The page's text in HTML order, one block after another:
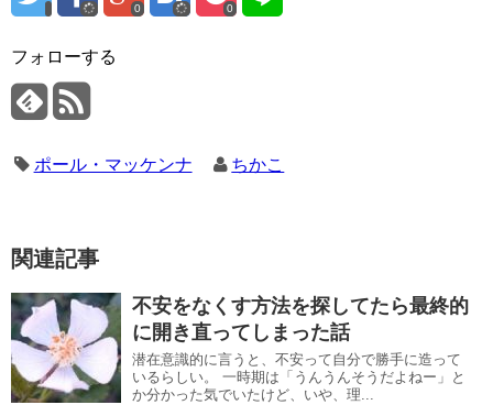
0 0
フォローする
ポール・マッケンナ ちかこ
関連記事
不安をなくす方法を探してたら最終的
に開き直ってしまった話
潜在意識的に言うと、不安って自分で勝手に造って
いるらしい。 一時期は「うんうんそうだよねー」と
か分かった気でいたけど、いや、理...